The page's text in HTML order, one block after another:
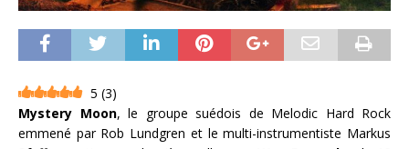
5 (3)
Mystery Moon, le groupe suédois de Melodic Hard Rock
emmené par Rob Lundgren et le multi-instrumentiste Markus